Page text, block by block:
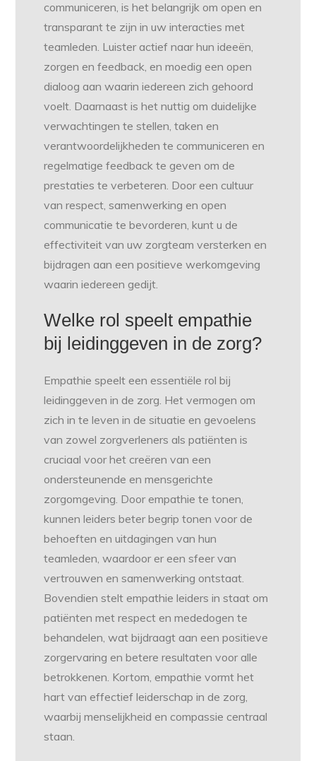
communiceren, is het belangrijk om open en
transparant te zijn in uw interacties met
teamleden. Luister actief naar hun ideeën,
zorgen en feedback, en moedig een open
dialoog aan waarin iedereen zich gehoord
voelt. Daarnaast is het nuttig om duidelijke
verwachtingen te stellen, taken en
verantwoordelijkheden te communiceren en
regelmatige feedback te geven om de
prestaties te verbeteren. Door een cultuur
van respect, samenwerking en open
communicatie te bevorderen, kunt u de
effectiviteit van uw zorgteam versterken en
bijdragen aan een positieve werkomgeving
waarin iedereen gedijt.
Welke rol speelt empathie
bij leidinggeven in de zorg?
Empathie speelt een essentiële rol bij
leidinggeven in de zorg. Het vermogen om
zich in te leven in de situatie en gevoelens
van zowel zorgverleners als patiënten is
cruciaal voor het creëren van een
ondersteunende en mensgerichte
zorgomgeving. Door empathie te tonen,
kunnen leiders beter begrip tonen voor de
behoeften en uitdagingen van hun
teamleden, waardoor er een sfeer van
vertrouwen en samenwerking ontstaat.
Bovendien stelt empathie leiders in staat om
patiënten met respect en mededogen te
behandelen, wat bijdraagt aan een positieve
zorgervaring en betere resultaten voor alle
betrokkenen. Kortom, empathie vormt het
hart van effectief leiderschap in de zorg,
waarbij menselijkheid en compassie centraal
staan.